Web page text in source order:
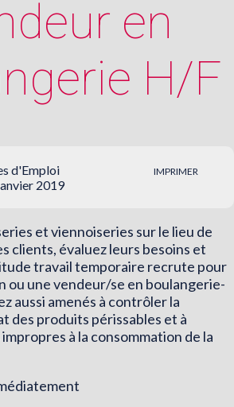
en
H/F
IMPRIMER
d'Emploi
2019
et viennoiseries sur le lieu de
clients, évaluez leurs besoins et
travail temporaire recrute pour
ou une vendeur/se en boulangerie-
aussi amenés à contrôler la
des produits périssables et à
à la consommation de la